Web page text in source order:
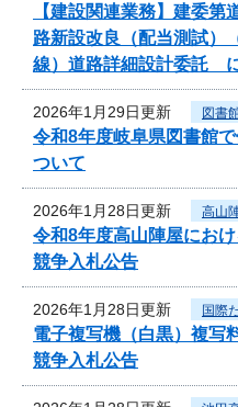
【建設関連業務】建委
路新設改良（配当測試）
線）道路詳細設計委託
2026年1月29日更新 図書
令和8年度岐阜県図書館
ついて
2026年1月28日更新 高山
令和8年度高山陣屋にお
競争入札公告
2026年1月28日更新 国際
電子複写機（白黒）複写
競争入札公告